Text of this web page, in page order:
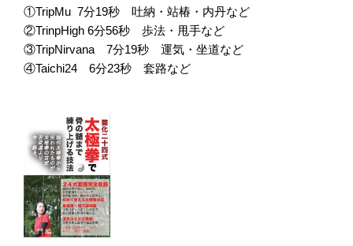
①TripMu 7分19秒 吐納・站椿・内丹など
②TrinpHigh 6分56秒 歩法・甩手など
③TripNirvana 7分19秒 運気・坐道など
④Taichi24 6分23秒 套路など